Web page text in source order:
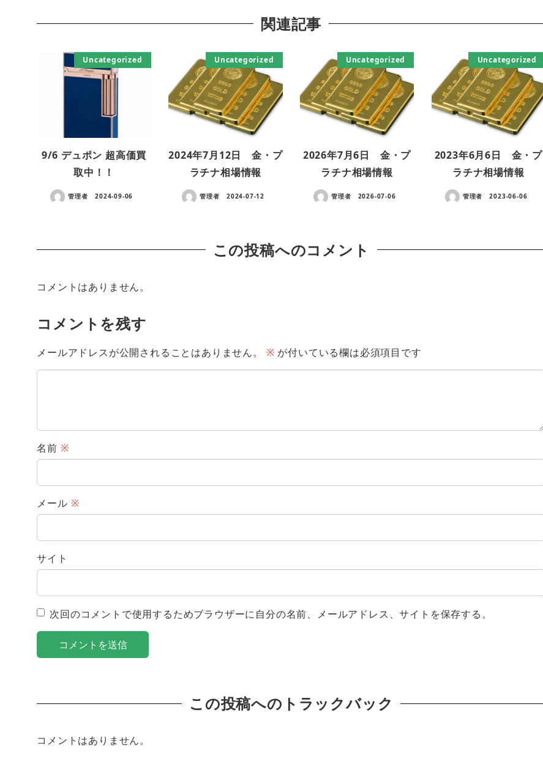
関連記事
Uncategorized
9/6 デュポン 超高価買
取中！！
管理者 2024-09-06
Uncategorized
2024年7月12日 金・プ
ラチナ相場情報
管理者 2024-07-12
Uncategorized
2026年7月6日 金・プ
ラチナ相場情報
管理者 2026-07-06
Uncategorized
2023年6月6日 金・プ
ラチナ相場情報
管理者 2023-06-06
この投稿へのコメント
コメントはありません。
コメントを残す
メールアドレスが公開されることはありません。 ※ が付いている欄は必須項目です
名前 ※
メール ※
サイト
次回のコメントで使用するためブラウザーに自分の名前、メールアドレス、サイトを保存する。
この投稿へのトラックバック
コメントはありません。